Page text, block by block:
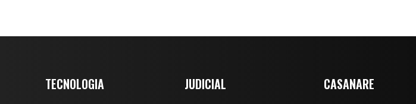
TECNOLOGIA JUDICIAL CASANARE